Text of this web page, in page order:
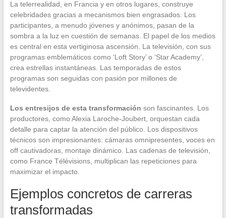
La telerrealidad, en Francia y en otros lugares, construye
celebridades gracias a mecanismos bien engrasados. Los
participantes, a menudo jóvenes y anónimos, pasan de la
sombra a la luz en cuestión de semanas. El papel de los medios
es central en esta vertiginosa ascensión. La televisión, con sus
programas emblemáticos como ‘Loft Story’ o ‘Star Academy’,
crea estrellas instantáneas. Las temporadas de estos
programas son seguidas con pasión por millones de
televidentes.
Los entresijos de esta transformación son fascinantes. Los
productores, como Alexia Laroche-Joubert, orquestan cada
detalle para captar la atención del público. Los dispositivos
técnicos son impresionantes: cámaras omnipresentes, voces en
off cautivadoras, montaje dinámico. Las cadenas de televisión,
como France Télévisions, multiplican las repeticiones para
maximizar el impacto.
Ejemplos concretos de carreras
transformadas